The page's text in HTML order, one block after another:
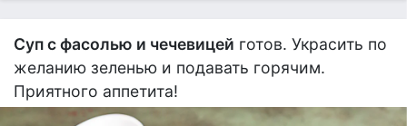
Суп с фасолью и чечевицей готов. Украсить по
желанию зеленью и подавать горячим.
Приятного аппетита!